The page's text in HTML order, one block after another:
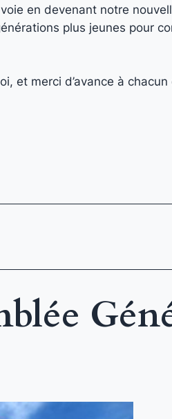
en devenant notre
plus jeunes pour
merci d’avance à chacun